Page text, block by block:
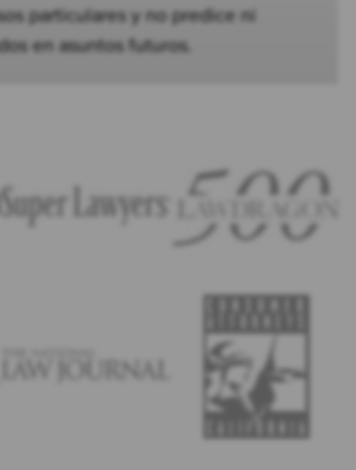
particulares y no predice ni
en asuntos futuros.